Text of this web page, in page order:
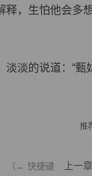
生怕他会多
的说道：“甄
推
（← 快捷键 上一章